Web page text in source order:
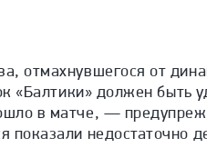
отмахнувшегося от
«Балтики» должен быть
в матче, —
показали недостаточно